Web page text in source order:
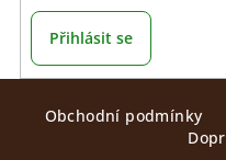
Přihlásit se
Obchodní podmínky